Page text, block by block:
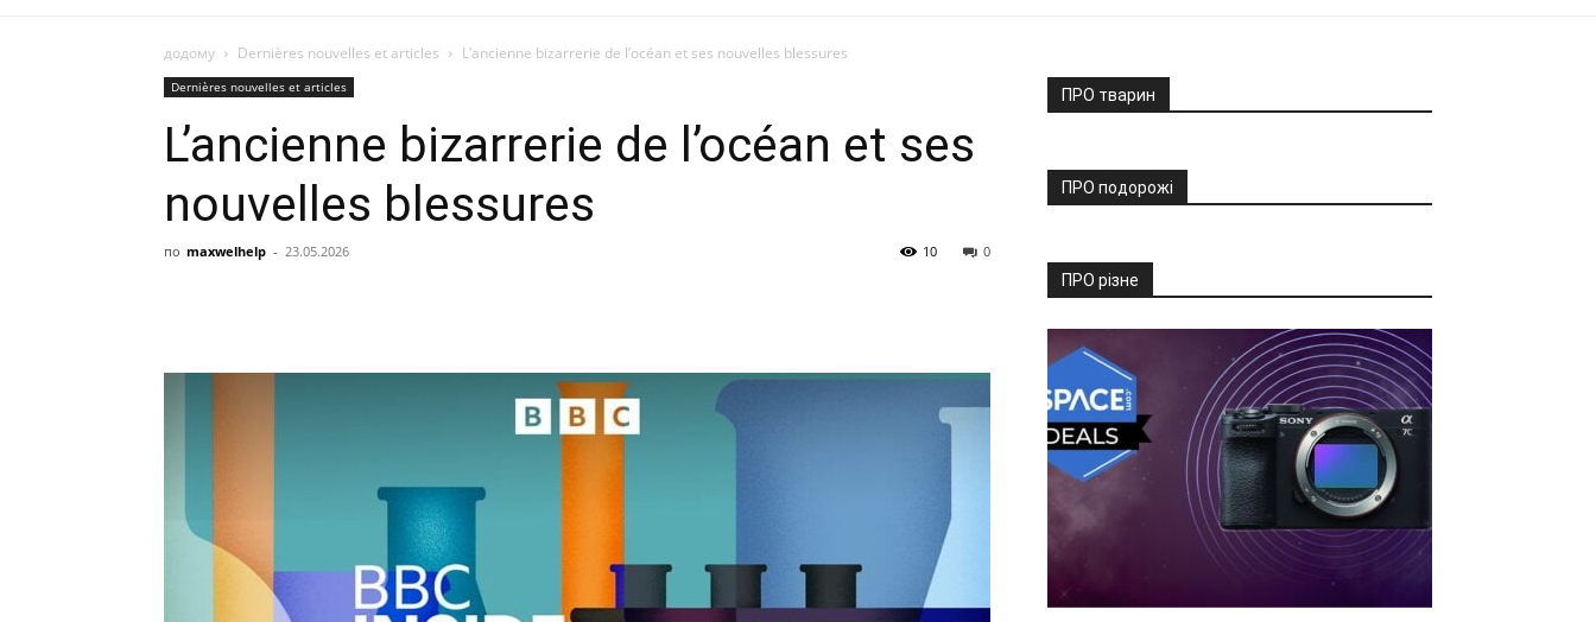
додому Dernières nouvelles et articles L’ancienne bizarrerie de l’océan et ses nouvelles blessures
Dernières nouvelles et articles
L’ancienne bizarrerie de l’océan et ses
nouvelles blessures
по maxwelhelp - 23.05.2026 0
10
ПРО тварин
ПРО подорожі
ПРО різне